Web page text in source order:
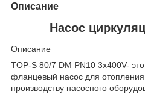
Описание
Насос
Описание
TOP-S 80/7 DM PN10 3х400V-
фланцевый насос для
производству насосного